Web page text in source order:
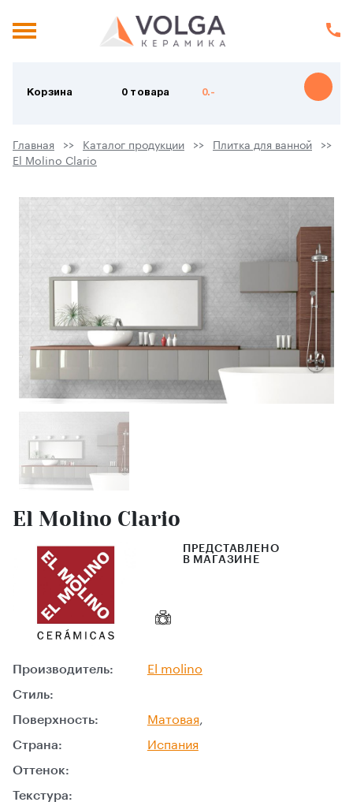
Корзина 0 товара 0.-
Главная Каталог продукции
Плитка для ванной
El Molino Clario
El Molino Clario
ПРЕДСТАВЛЕНО
В МАГАЗИНЕ
Производитель:
El molino
Стиль:
Поверхность:
Матовая,
Страна:
Испания
Оттенок:
Текстура: